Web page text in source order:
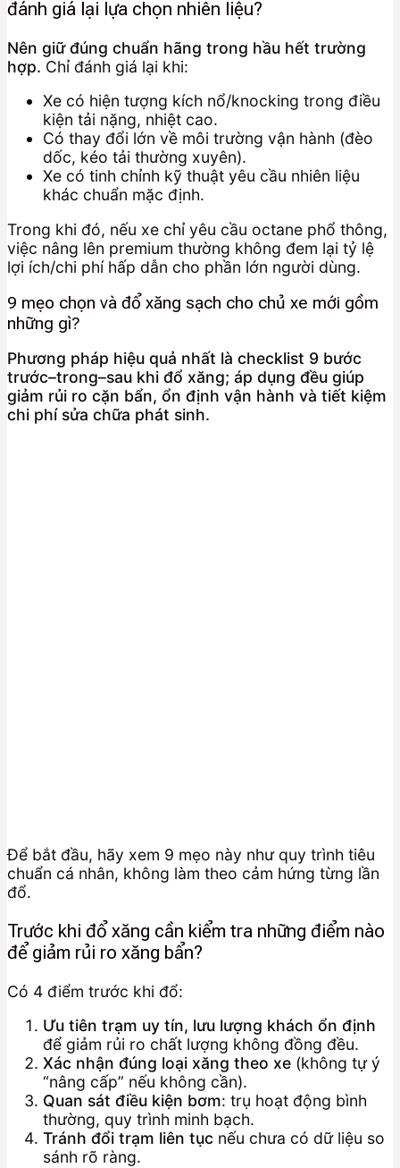
đánh giá lại lựa chọn nhiên liệu?
Nên giữ đúng chuẩn hãng trong hầu hết trường
hợp. Chỉ đánh giá lại khi:
Xe có hiện tượng kích nổ/knocking trong điều
kiện tải nặng, nhiệt cao.
Có thay đổi lớn về môi trường vận hành (đèo
dốc, kéo tải thường xuyên).
Xe có tinh chỉnh kỹ thuật yêu cầu nhiên liệu
khác chuẩn mặc định.
Trong khi đó, nếu xe chỉ yêu cầu octane phổ thông,
việc nâng lên premium thường không đem lại tỷ lệ
lợi ích/chi phí hấp dẫn cho phần lớn người dùng.
9 mẹo chọn và đổ xăng sạch cho chủ xe mới gồm
những gì?
Phương pháp hiệu quả nhất là checklist 9 bước
trước–trong–sau khi đổ xăng; áp dụng đều giúp
giảm rủi ro cặn bẩn, ổn định vận hành và tiết kiệm
chi phí sửa chữa phát sinh.
Để bắt đầu, hãy xem 9 mẹo này như quy trình tiêu
chuẩn cá nhân, không làm theo cảm hứng từng lần
đổ.
Trước khi đổ xăng cần kiểm tra những điểm nào
để giảm rủi ro xăng bẩn?
Có 4 điểm trước khi đổ:
Ưu tiên trạm uy tín, lưu lượng khách ổn định
để giảm rủi ro chất lượng không đồng đều.
Xác nhận đúng loại xăng theo xe (không tự ý
“nâng cấp” nếu không cần).
Quan sát điều kiện bơm: trụ hoạt động bình
thường, quy trình minh bạch.
Tránh đổi trạm liên tục nếu chưa có dữ liệu so
sánh rõ ràng.